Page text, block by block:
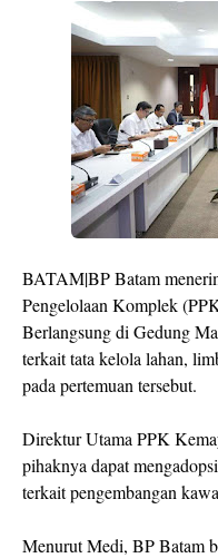
BATAM|BP Batam
Pengelolaan Komplek
Berlangsung di Gedung
terkait tata kelola lahan,
pada pertemuan tersebut.
Direktur Utama PPK
pihaknya dapat
terkait pengembangan
Menurut Medi, BP Batam